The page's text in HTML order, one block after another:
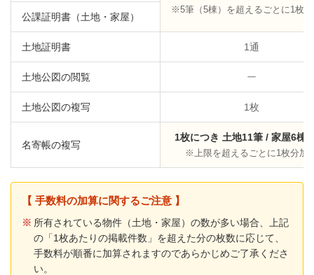
※5筆（5棟）を超えるごとに1枚
公課証明書（土地・家屋）
土地証明書 1通
土地公図の閲覧 ー
土地公図の複写 1枚
名寄帳の複写
1枚につき 土地11筆 / 家屋6棟
※上限を超えるごとに1枚分加
【 手数料の加算に関するご注意 】
※ 所有されている物件（土地・家屋）の数が多い場合、上記
の「1枚あたりの掲載件数」を超えた分の枚数に応じて、
手数料が順番に加算されますのであらかじめご了承くださ
い。